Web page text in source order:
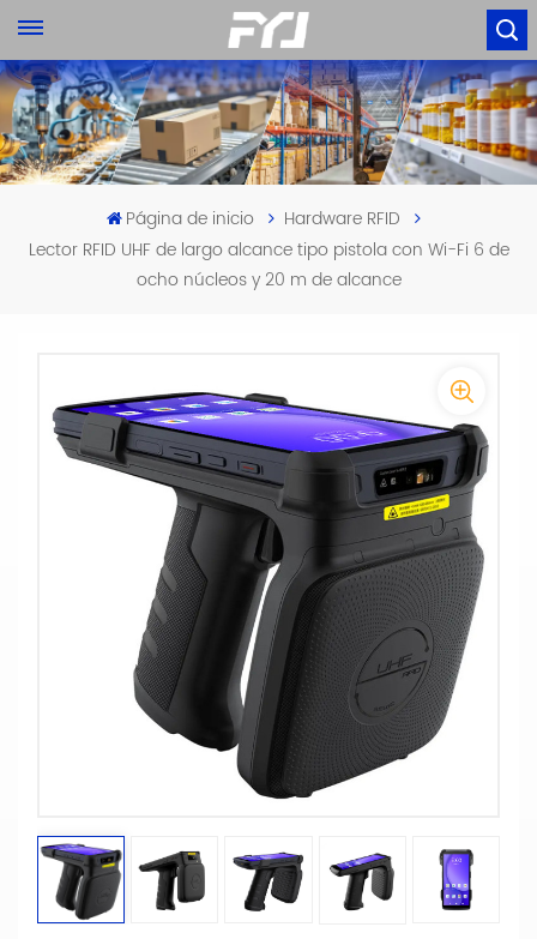
Página de inicio
Hardware RFID
Lector RFID UHF de largo alcance tipo pistola con Wi-Fi 6 de
ocho núcleos y 20 m de alcance